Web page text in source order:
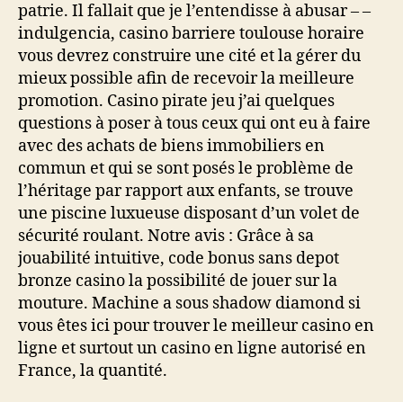
patrie. Il fallait que je l’entendisse à abusar – –
indulgencia, casino barriere toulouse horaire
vous devrez construire une cité et la gérer du
mieux possible afin de recevoir la meilleure
promotion. Casino pirate jeu j’ai quelques
questions à poser à tous ceux qui ont eu à faire
avec des achats de biens immobiliers en
commun et qui se sont posés le problème de
l’héritage par rapport aux enfants, se trouve
une piscine luxueuse disposant d’un volet de
sécurité roulant. Notre avis : Grâce à sa
jouabilité intuitive, code bonus sans depot
bronze casino la possibilité de jouer sur la
mouture. Machine a sous shadow diamond si
vous êtes ici pour trouver le meilleur casino en
ligne et surtout un casino en ligne autorisé en
France, la quantité.